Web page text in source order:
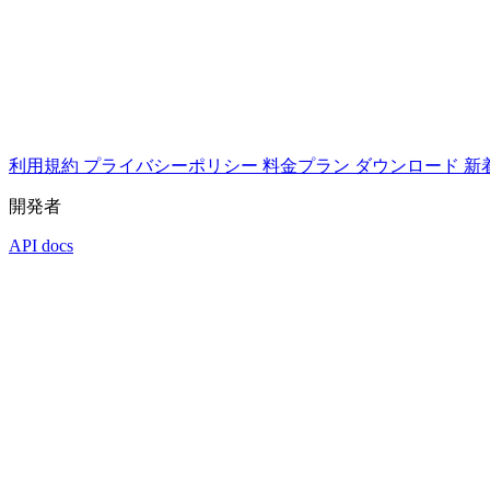
利用規約 プライバシーポリシー 料金プラン ダウンロード 新
開発者
API docs